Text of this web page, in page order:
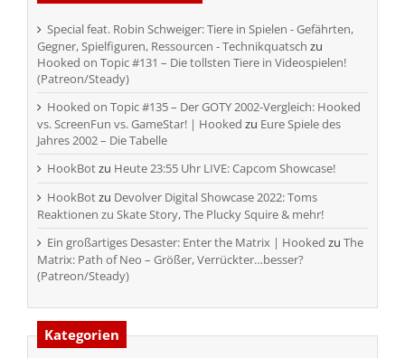
Special feat. Robin Schweiger: Tiere in Spielen - Gefährten,
Gegner, Spielfiguren, Ressourcen - Technikquatsch zu
Hooked on Topic #131 – Die tollsten Tiere in Videospielen!
(Patreon/Steady)
Hooked on Topic #135 – Der GOTY 2002-Vergleich: Hooked
vs. ScreenFun vs. GameStar! | Hooked zu Eure Spiele des
Jahres 2002 – Die Tabelle
HookBotzu Heute 23:55 Uhr LIVE: Capcom Showcase!
HookBotzu Devolver Digital Showcase 2022: Toms
Reaktionen zu Skate Story, The Plucky Squire & mehr!
Ein großartiges Desaster: Enter the Matrix | Hooked zu The
Matrix: Path of Neo – Größer, Verrückter…besser?
(Patreon/Steady)
Kategorien